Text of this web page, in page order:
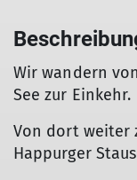
Wir wandern
See zur Einkehr.
Von dort weiter
Happurger